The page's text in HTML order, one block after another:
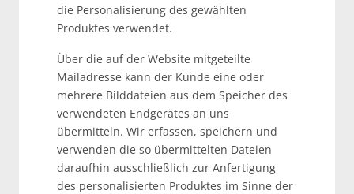
die Personalisierung des gewählten
Produktes verwendet.
Über die auf der Website mitgeteilte
Mailadresse kann der Kunde eine oder
mehrere Bilddateien aus dem Speicher des
verwendeten Endgerätes an uns
übermitteln. Wir erfassen, speichern und
verwenden die so übermittelten Dateien
daraufhin ausschließlich zur Anfertigung
des personalisierten Produktes im Sinne der